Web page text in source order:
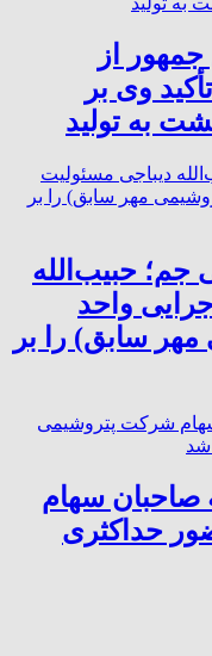
از
وی بر
به تولید
جم؛ حبیب‌الله
واحد
سابق) را بر
صاحبان سهام
حداکثری